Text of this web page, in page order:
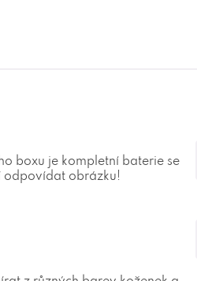
boxu je kompletní baterie se
odpovídat obrázku!